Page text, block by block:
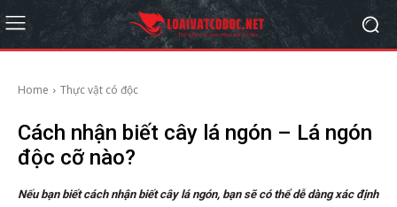
Home Thực vật có độc
Cách nhận biết cây lá ngón – Lá ngón
độc cỡ nào?
Nếu bạn biết cách nhận biết cây lá ngón, bạn sẽ có thể dễ dàng xác định